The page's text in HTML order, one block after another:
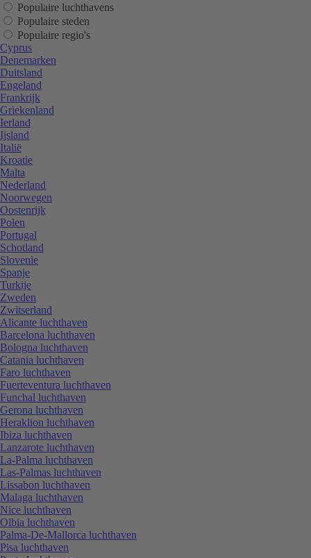
Populaire luchthavens
Populaire steden
Populaire regio's
Cyprus
Denemarken
Duitsland
Engeland
Frankrijk
Griekenland
Ierland
Ijsland
Italië
Kroatie
Malta
Nederland
Noorwegen
Oostenrijk
Polen
Portugal
Schotland
Slovenie
Spanje
Turkije
Zweden
Zwitserland
Alicante luchthaven
Barcelona luchthaven
Bologna luchthaven
Catania luchthaven
Faro luchthaven
Fuerteventura luchthaven
Funchal luchthaven
Gerona luchthaven
Heraklion luchthaven
Ibiza luchthaven
Lanzarote luchthaven
La-Palma luchthaven
Las-Palmas luchthaven
Lissabon luchthaven
Malaga luchthaven
Nice luchthaven
Olbia luchthaven
Palma-De-Mallorca luchthaven
Pisa luchthaven